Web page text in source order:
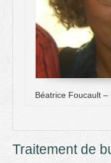
Béatrice Foucault –
Traitement de